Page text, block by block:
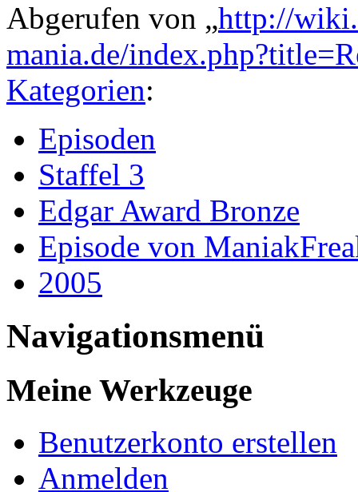
Abgerufen von „http://
mania.de/
Kategorien:
Episoden
Staffel 3
Edgar Award Bronze
Episode von
2005
Navigationsmenü
Meine Werkzeuge
Benutzerkonto erstellen
Anmelden